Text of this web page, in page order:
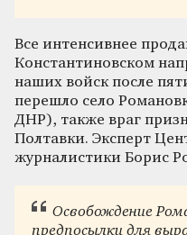
Все интенсивнее
Константиновском
наших войск после
перешло село
ДНР), также враг
Полтавки. Эксперт
журналистики Борис
Освобождение
предпосылки для